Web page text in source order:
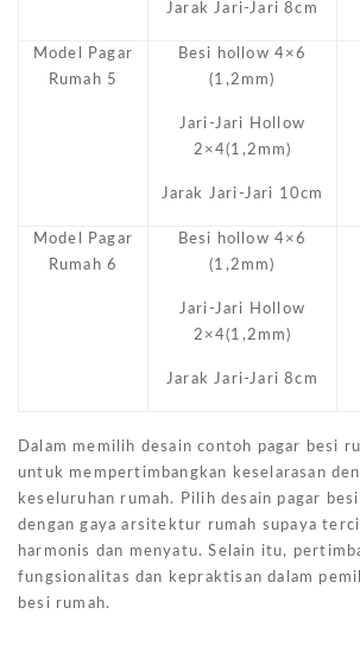
Jarak Jari-Jari 8cm
Model Pagar
Rumah 5
Besi hollow 4×6
(1,2mm)
Jari-Jari Hollow
2×4(1,2mm)
Jarak Jari-Jari 10cm
Model Pagar
Rumah 6
Besi hollow 4×6
(1,2mm)
Jari-Jari Hollow
2×4(1,2mm)
Jarak Jari-Jari 8cm
Dalam memilih desain contoh pagar besi
untuk mempertimbangkan keselarasan
keseluruhan rumah. Pilih desain pagar
dengan gaya arsitektur rumah supaya
harmonis dan menyatu. Selain itu,
fungsionalitas dan kepraktisan dalam
besi rumah.